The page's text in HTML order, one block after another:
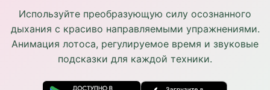
Используйте преобразующую силу осознанного
дыхания с красиво направляемыми упражнениями.
Анимация лотоса, регулируемое время и звуковые
подсказки для каждой техники.